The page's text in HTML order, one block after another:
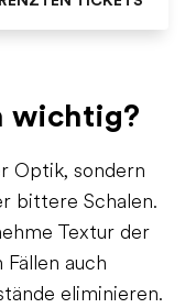
wichtig?
Optik, sondern
bittere Schalen.
Textur der
auch
eliminieren.